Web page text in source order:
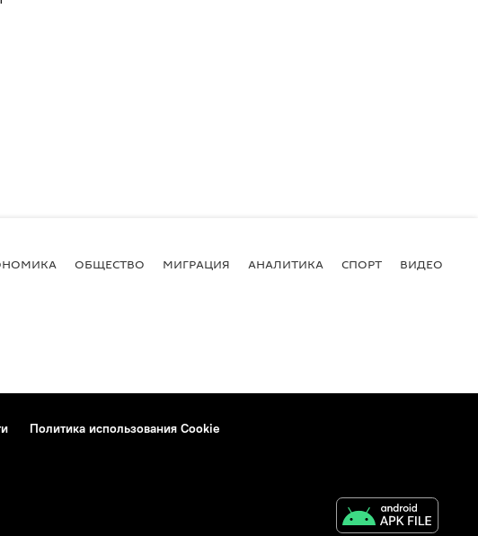
ОБЩЕСТВО МИГРАЦИЯ АНАЛИТИКА СПОРТ ВИДЕО
Политика использования Cookie